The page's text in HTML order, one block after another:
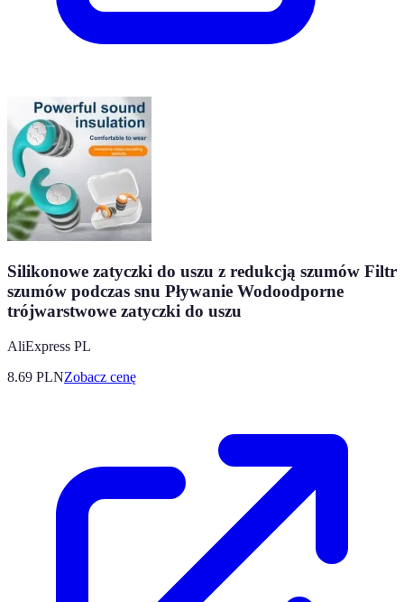
Silikonowe zatyczki do uszu z redukcją szumów Filtr
szumów podczas snu Pływanie Wodoodporne
trójwarstwowe zatyczki do uszu
AliExpress PL
8.69 PLNZobacz cenę